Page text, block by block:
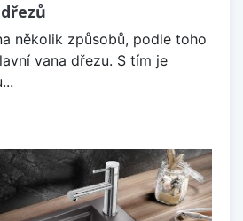
několik způsobů, podle toho
vana dřezu. S tím je